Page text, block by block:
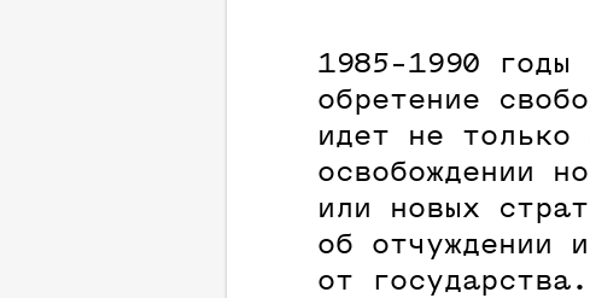
1985-1990 годы
обретение
идет не только
освобождении
или новых
об отчуждении
от государства.